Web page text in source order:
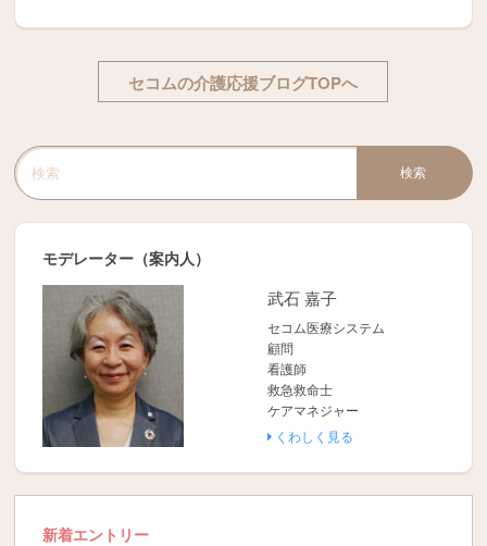
セコムの介護応援ブログTOPへ
検索キーワード入力
検索
モデレーター（案内人）
武石 嘉子
セコム医療システム
顧問
看護師
救急救命士
ケアマネジャー
くわしく見る
新着エントリー